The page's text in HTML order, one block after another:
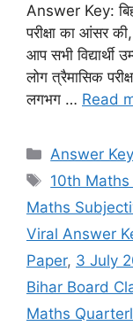
Answer Key:
परीक्षा का आंसर
आप सभी
लोग त्रैमासिक
लगभग … Read
Categories
Answer Key
Tags
10th
Maths
Viral Answer
Paper, 3 July
Bihar Board
Maths